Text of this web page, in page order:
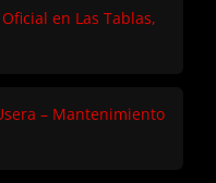
en Las Tablas,
– Mantenimiento